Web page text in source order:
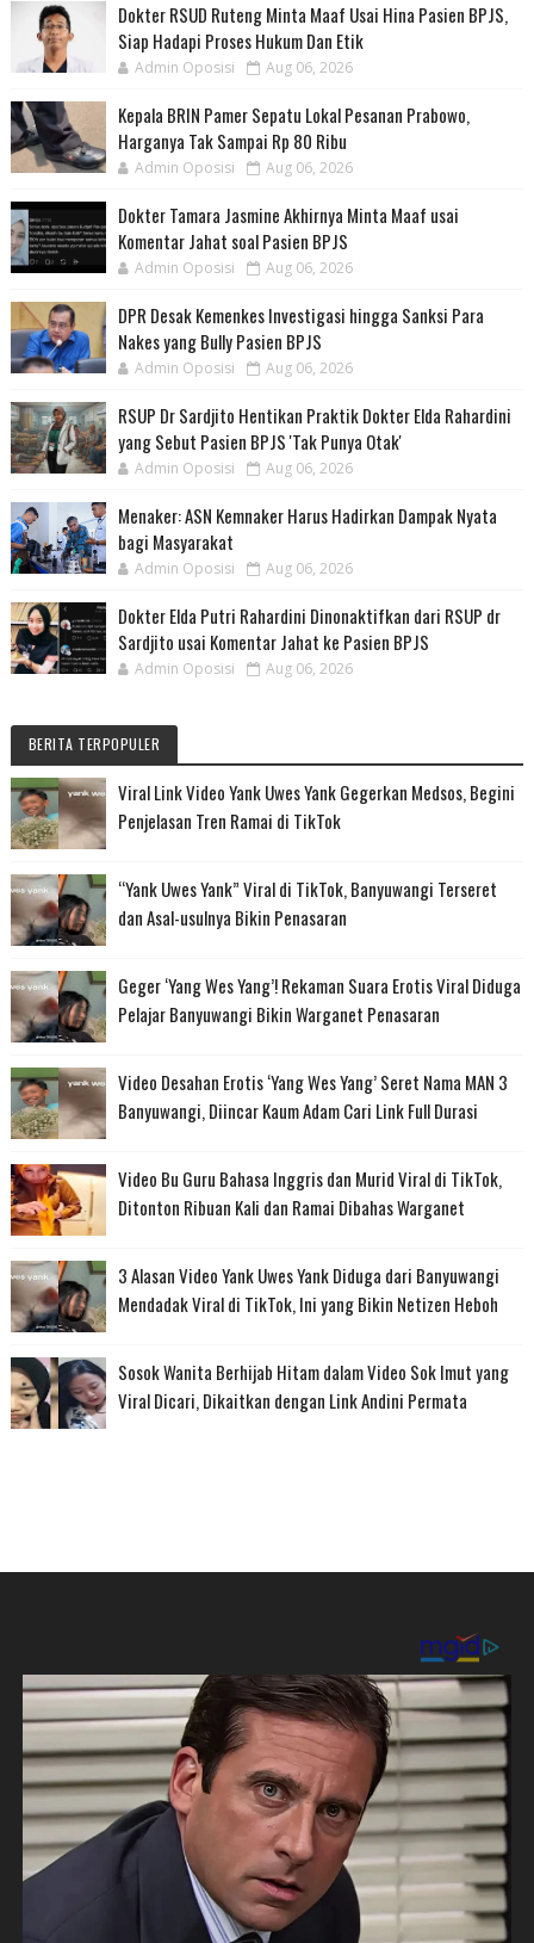
Dokter RSUD Ruteng Minta Maaf Usai Hina Pasien BPJS,
Siap Hadapi Proses Hukum Dan Etik
Admin Oposisi Aug 06, 2026
Kepala BRIN Pamer Sepatu Lokal Pesanan Prabowo,
Harganya Tak Sampai Rp 80 Ribu
Admin Oposisi Aug 06, 2026
Dokter Tamara Jasmine Akhirnya Minta Maaf usai
Komentar Jahat soal Pasien BPJS
Admin Oposisi Aug 06, 2026
DPR Desak Kemenkes Investigasi hingga Sanksi Para
Nakes yang Bully Pasien BPJS
Admin Oposisi Aug 06, 2026
RSUP Dr Sardjito Hentikan Praktik Dokter Elda Rahardini
yang Sebut Pasien BPJS 'Tak Punya Otak'
Admin Oposisi Aug 06, 2026
Menaker: ASN Kemnaker Harus Hadirkan Dampak Nyata
bagi Masyarakat
Admin Oposisi Aug 06, 2026
Dokter Elda Putri Rahardini Dinonaktifkan dari RSUP dr
Sardjito usai Komentar Jahat ke Pasien BPJS
Admin Oposisi Aug 06, 2026
BERITA TERPOPULER
Viral Link Video Yank Uwes Yank Gegerkan Medsos, Begini
Penjelasan Tren Ramai di TikTok
“Yank Uwes Yank” Viral di TikTok, Banyuwangi Terseret
dan Asal-usulnya Bikin Penasaran
Geger ‘Yang Wes Yang’! Rekaman Suara Erotis Viral Diduga
Pelajar Banyuwangi Bikin Warganet Penasaran
Video Desahan Erotis ‘Yang Wes Yang’ Seret Nama MAN 3
Banyuwangi, Diincar Kaum Adam Cari Link Full Durasi
Video Bu Guru Bahasa Inggris dan Murid Viral di TikTok,
Ditonton Ribuan Kali dan Ramai Dibahas Warganet
3 Alasan Video Yank Uwes Yank Diduga dari Banyuwangi
Mendadak Viral di TikTok, Ini yang Bikin Netizen Heboh
Sosok Wanita Berhijab Hitam dalam Video Sok Imut yang
Viral Dicari, Dikaitkan dengan Link Andini Permata